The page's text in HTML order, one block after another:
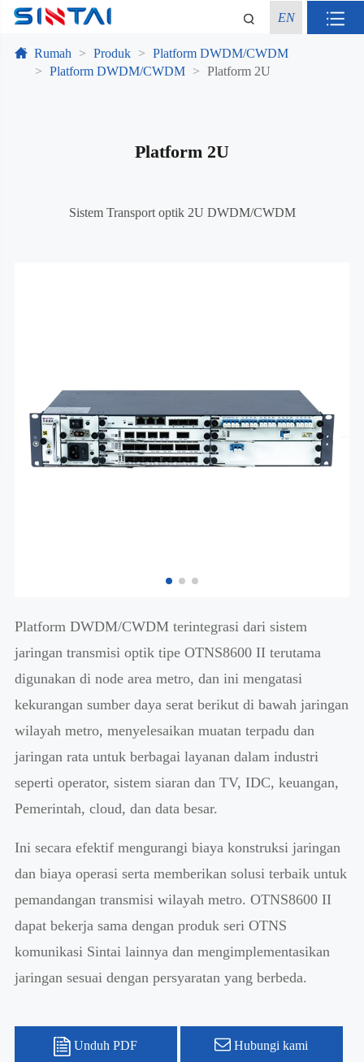
EN
Rumah Produk
Platform DWDM/CWDM
Platform DWDM/CWDM
Platform 2U
Platform 2U
Sistem Transport optik 2U DWDM/CWDM
Platform DWDM/CWDM terintegrasi dari sistem
jaringan transmisi optik tipe OTNS8600 II terutama
digunakan di node area metro, dan ini mengatasi
kekurangan sumber daya serat berikut di bawah jaringan
wilayah metro, menyelesaikan muatan terpadu dan
jaringan rata untuk berbagai layanan dalam industri
seperti operator, sistem siaran dan TV, IDC, keuangan,
Pemerintah, cloud, dan data besar.
Ini secara efektif mengurangi biaya konstruksi jaringan
dan biaya operasi serta memberikan solusi terbaik untuk
pemandangan transmisi wilayah metro. OTNS8600 II
dapat bekerja sama dengan produk seri OTNS
komunikasi Sintai lainnya dan mengimplementasikan
jaringan sesuai dengan persyaratan yang berbeda.
Unduh PDF Hubungi kami